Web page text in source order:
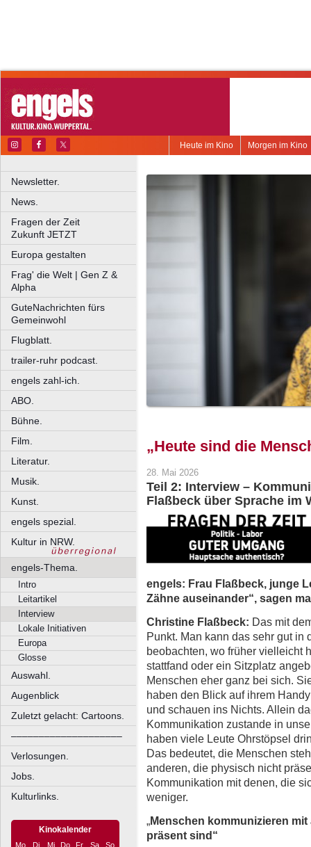
Morgen im Kino
Heute im Kino
Newsletter.
News.
Fragen der Zeit
Zukunft JETZT
Europa gestalten
Frag' die Welt | Gen Z &
Alpha
GuteNachrichten fürs
Gemeinwohl
Flugblatt.
trailer-ruhr podcast.
engels zahl-ich.
ABO.
Bühne.
Film.
Literatur.
Musik.
Kunst.
engels spezial.
Kultur in NRW.
engels-Thema.
Intro
Leitartikel
Interview
Lokale Initiativen
Europa
Glosse
Auswahl.
Augenblick
Zuletzt gelacht: Cartoons.
––––––––––––––––––––
Verlosungen.
Jobs.
Kulturlinks.
Kinokalender
Mo Di Mi Do Fr Sa
So
„Heute sind die
28. Mai 2026
Teil 2: Interview –
Flaßbeck über Sprache im
engels: Frau Flaßbeck, junge
Zähne auseinander“, sagen
Christine Flaßbeck: Das mit
Punkt. Man kann das sehr gut in
beobachten, wo früher vielleicht
stattfand oder ein Sitzplatz
Menschen eher ganz bei sich.
haben den Blick auf ihrem
und schauen ins Nichts. Allein
Kommunikation zustande in
haben viele Leute Ohrstöpsel
Das bedeutet, die Menschen
anderen, die physisch nicht
Kommunikation mit denen, die
weniger.
„Menschen kommunizieren
präsent sind“